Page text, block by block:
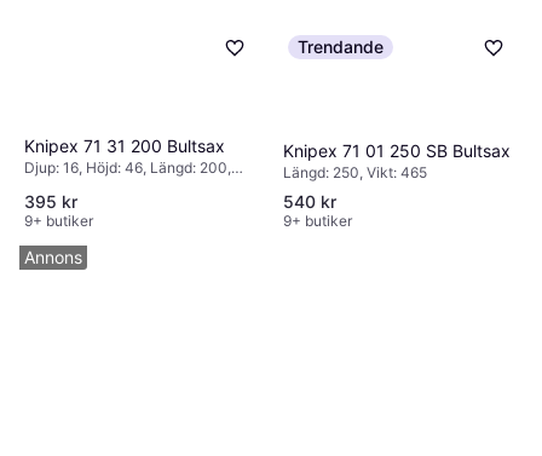
Knipex 71 31 200 Bultsax
Djup: 16, Höjd: 46, Längd: 200,
395 kr
9+ butiker
Trendande
Knipex 71 01 250 SB Bultsax
Längd: 250, Vikt: 465
540 kr
9+ butiker
Annons